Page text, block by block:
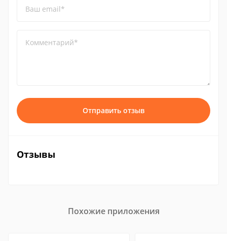
Ваш email*
Комментарий*
Отправить отзыв
Отзывы
Похожие приложения